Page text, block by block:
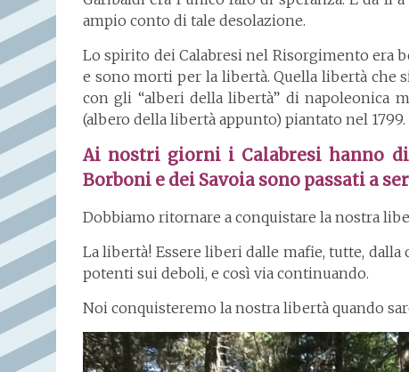
ampio conto di tale desolazione.
Lo spirito dei Calabresi nel Risorgimento era
e sono morti per la libertà. Quella libertà che
con gli “alberi della libertà” di napoleonica
(albero della libertà appunto) piantato nel 1799.
Ai nostri giorni i Calabresi hanno
Borboni e dei Savoia sono passati a
Dobbiamo ritornare a conquistare la nostra
La libertà! Essere liberi dalle mafie, tutte,
potenti sui deboli, e così via continuando.
Noi conquisteremo la nostra libertà quando